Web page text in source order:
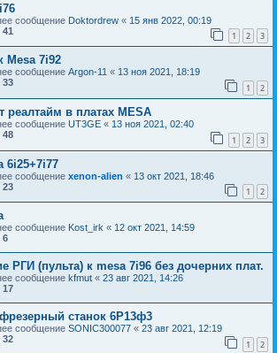
сообщение Doktordrew « 15 янв 2022, 00:19
41 1 2 3
Mesa 7i92
сообщение Argon-11 « 13 ноя 2021, 18:19
33 1 2
реалтайм в платах MESA
сообщение UT3GE « 13 ноя 2021, 02:40
48 1 2 3
6i25+7i77
сообщение xenon-alien « 13 окт 2021, 18:46
23 1 2
сообщение Kost_irk « 12 окт 2021, 14:59
6
РГИ (пульта) к mesa 7i96 без дочерних плат.
сообщение kfmut « 23 авг 2021, 14:26
17
станок 6Р13ф3
сообщение SONIC300077 « 23 авг 2021, 12:19
32 1 2